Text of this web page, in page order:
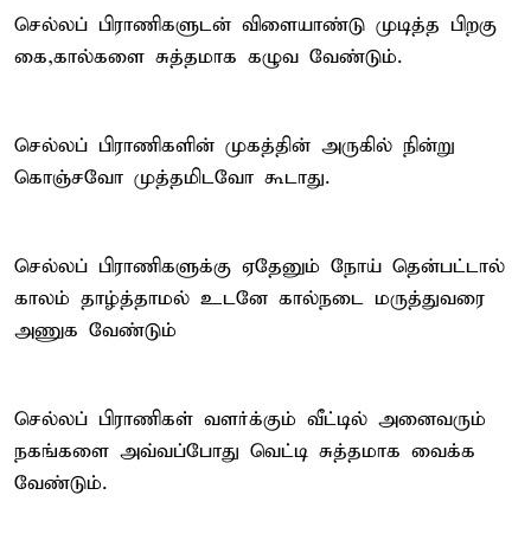
செல்லப் பிராணிகளுடன் விளையாண்டு முடித்த பிறகு
கை,கால்களை சுத்தமாக கழுவ வேண்டும்.
செல்லப் பிராணிகளின் முகத்தின் அருகில் நின்று
கொஞ்சவோ முத்தமிடவோ கூடாது.
செல்லப் பிராணிகளுக்கு ஏதேனும் நோய் தென்பட்டால்
காலம் தாழ்த்தாமல் உடனே கால்நடை மருத்துவரை
அணுக வேண்டும்
செல்லப் பிராணிகள் வளர்க்கும் வீட்டில் அனைவரும்
நகங்களை அவ்வப்போது வெட்டி சுத்தமாக வைக்க
வேண்டும்.